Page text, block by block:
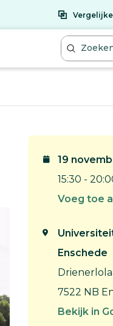
19
15:30 -
Voeg toe
Enschede
7522 NB
Bekijk in